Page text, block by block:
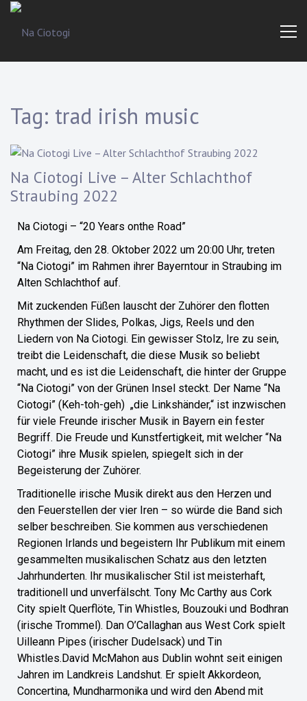
Tag: trad irish music
Na Ciotogi Live – Alter Schlachthof
Straubing 2022
Na Ciotogi – “20 Years onthe Road”
Am Freitag, den 28. Oktober 2022 um 20:00 Uhr, treten
“Na Ciotogi” im Rahmen ihrer Bayerntour in Straubing im
Alten Schlachthof auf.
Mit zuckenden Füßen lauscht der Zuhörer den flotten
Rhythmen der Slides, Polkas, Jigs, Reels und den
Liedern von Na Ciotogi. Ein gewisser Stolz, Ire zu sein,
treibt die Leidenschaft, die diese Musik so beliebt
macht, und es ist die Leidenschaft, die hinter der Gruppe
“Na Ciotogi” von der Grünen Insel steckt. Der Name “Na
Ciotogi” (Keh-toh-geh) „die Linkshänder,“ ist inzwischen
für viele Freunde irischer Musik in Bayern ein fester
Begriff. Die Freude und Kunstfertigkeit, mit welcher “Na
Ciotogi” ihre Musik spielen, spiegelt sich in der
Begeisterung der Zuhörer.
Traditionelle irische Musik direkt aus den Herzen und
den Feuerstellen der vier Iren – so würde die Band sich
selber beschreiben. Sie kommen aus verschiedenen
Regionen Irlands und begeistern Ihr Publikum mit einem
gesammelten musikalischen Schatz aus den letzten
Jahrhunderten. Ihr musikalischer Stil ist meisterhaft,
traditionell und unverfälscht. Tony Mc Carthy aus Cork
City spielt Querflöte, Tin Whistles, Bouzouki und Bodhran
(irische Trommel). Dan O’Callaghan aus West Cork spielt
Uilleann Pipes (irischer Dudelsack) und Tin
Whistles.David McMahon aus Dublin wohnt seit einigen
Jahren im Landkreis Landshut. Er spielt Akkordeon,
Concertina, Mundharmonika und wird den Abend mit